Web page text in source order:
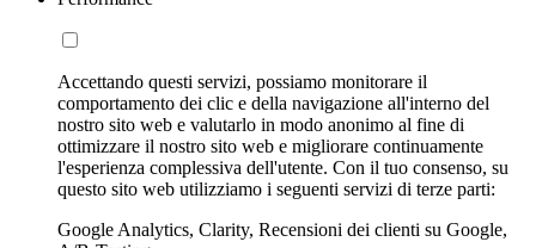
Accettando questi servizi, possiamo monitorare il
comportamento dei clic e della navigazione all'interno del
nostro sito web e valutarlo in modo anonimo al fine di
ottimizzare il nostro sito web e migliorare continuamente
l'esperienza complessiva dell'utente. Con il tuo consenso, su
questo sito web utilizziamo i seguenti servizi di terze parti:
Google Analytics, Clarity, Recensioni dei clienti su Google,